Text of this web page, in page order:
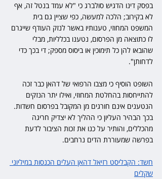
בפסק דינו הדגיש סולברג כי "לא עמד בנטל זה, אף
לא בקירוב; הלכה למעשה, כפי שציין גם בית
המשפט המחוזי, טענותיו באשר לנזק העודף שייגרם
לו כתוצאה מן הפרסום, נטענו בכלליות, מבלי
שהובאו להן כל תימוכין או ביסוס מספק; די בכך כדי
לדחותן".
השופט הוסיף כי מצבו הרפואי של דהאן כבר זכה
להתייחסות בהחלטת המחוזי, ואילו יתר הנזקים
הנטענים אינם חורגים מן המקובל בפרסום חשדות.
בכך הבהיר העליון כי ההליך לא יצדיק חריגה
מהכללים, והותיר על כנו את זכות הציבור לדעת
בפרשה שמעוררת הדים נרחבים.
חשד: הקבליסט רזיאל דהאן העלים הכנסות במיליוני
שקלים